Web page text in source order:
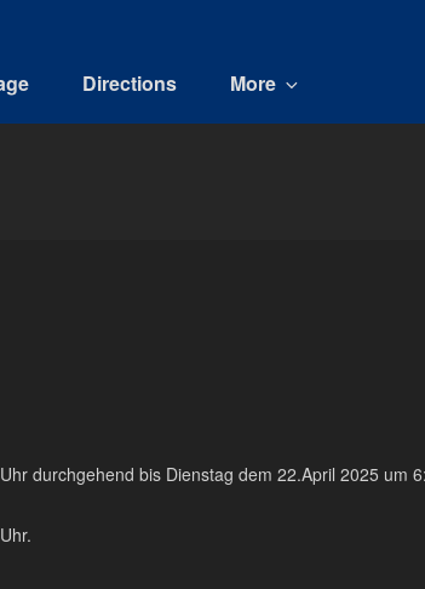
Directions More
durchgehend bis Dienstag dem 22.April 2025 um